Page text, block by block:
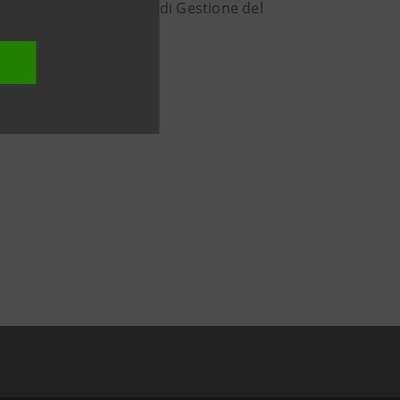
Estate SGR, Società di Gestione del